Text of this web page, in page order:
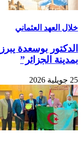
خلال العهد العثماني
الدكتور بوسعدة
بمدينة الجزائر”
25 جويلية 2026